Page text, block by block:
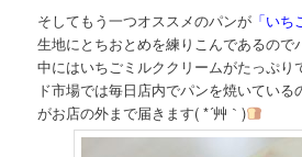
そしてもう一つオススメのパンが 「い
生地にとちおとめを練りこんであるので
中にはいちごミルククリームがたっぷり
ド市場では毎日店内でパンを焼いている
がお店の外まで届きます( *´艸｀)